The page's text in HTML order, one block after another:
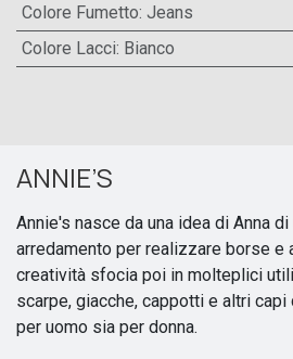
Colore Fumetto: Jeans
Colore Lacci: Bianco
ANNIE’S
Annie's nasce da una idea di Anna
arredamento per realizzare borse e
creatività sfocia poi in molteplici
scarpe, giacche, cappotti e altri
per uomo sia per donna.